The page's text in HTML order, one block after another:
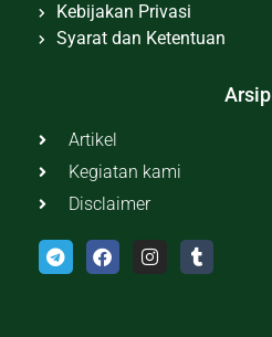
Kebijakan Privasi
Syarat dan Ketentuan
Arsip
Artikel
Kegiatan kami
Disclaimer